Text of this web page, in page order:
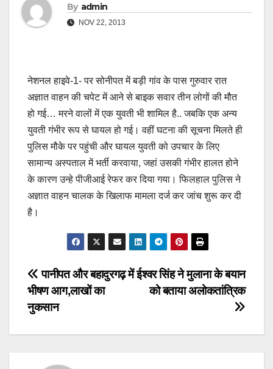
By admin
NOV 22, 2013
नेशनल हाइवे-1- पर सोनीपत में बड़ी गांव के पास गुरुवार रात
अज्ञात वाहन की चपेट में आने से बाइक सवार तीन लोगों की मौत
हो गई… मरने वालों में एक युवती भी शामिल है.. जबकि एक अन्य
युवती गंभीर रूप से घायल हो गई। वहीं घटना की सूचना मिलते ही
पुलिस मौके पर पहुंची और घायल युवती को उपचार के लिए
सामान्य अस्पताल में भर्ती करवाया, जहां उसकी गंभीर हालत होने
के कारण उन्हे पीजीआई रेफर कर दिया गया। फिलहाल पुलिस ने
अज्ञात वाहन चालक के खिलाफ मामला दर्ज कर जांच शुरू कर दी
है।
Post
navigation
ईश्वर सिंह ने मुलाना के बयान
को बताया अलोकतांत्रिक
पानीपत और बहादुरगढ़ में
भीषण आग,लाखों का
नुकसान